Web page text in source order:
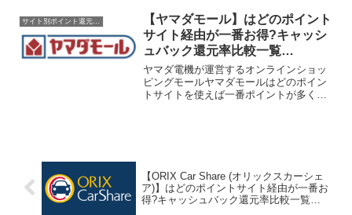
【ヤマダモール】はどのポイント
サイト経由が一番お得?キャッシ
ュバック還元率比較一覧
2020/2/22
ヤマダ電機が運営するオンラインショッ
ピングモールヤマダモールはどのポイン
トサイトを使えば一番ポイントが多く貰
【ORIX Car Share (オリックスカーシェ
ア)】はどのポイントサイト経由が一番お
得?キャッシュバック還元率比較一覧